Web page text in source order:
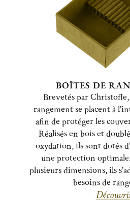
BOÎTES DE
Brevetés par Christofle,
rangement se placent à
afin de protéger les
Réalisés en bois et
oxydation, ils sont dotés
une protection
plusieurs dimensions, ils
besoins de